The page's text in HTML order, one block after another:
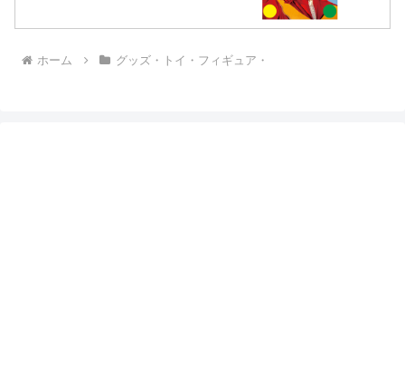
ホーム グッズ・トイ・フィギュア・